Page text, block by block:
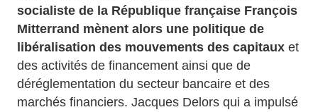
socialiste de la République française François
Mitterrand mènent alors une politique de
libéralisation des mouvements des capitaux et
des activités de financement ainsi que de
déréglementation du secteur bancaire et des
marchés financiers. Jacques Delors qui a impulsé